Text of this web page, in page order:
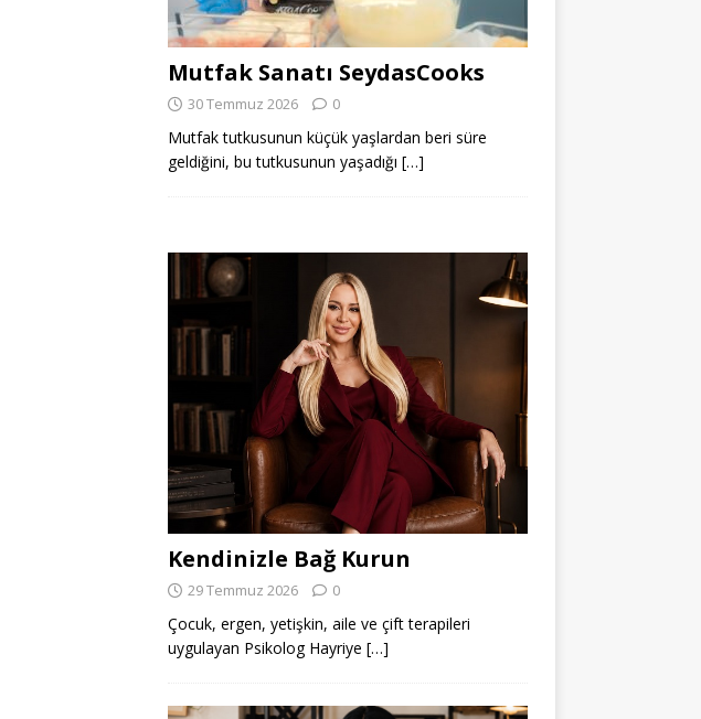
Mutfak Sanatı SeydasCooks
30 Temmuz 2026 0
Mutfak tutkusunun küçük yaşlardan beri süre
geldiğini, bu tutkusunun yaşadığı […]
Kendinizle Bağ Kurun
29 Temmuz 2026 0
Çocuk, ergen, yetişkin, aile ve çift terapileri
uygulayan Psikolog Hayriye […]